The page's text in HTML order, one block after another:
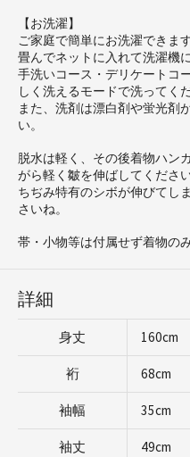
【お洗濯】
ご家庭で簡単にお洗濯できます
畳んでネットに入れて洗濯機に
手洗いコース・デリケートコ
しく洗えるモードで洗ってくだ
また、洗剤は漂白剤や蛍光剤
い。
脱水は軽く、その後着物ハン
がら軽く皺を伸ばしてください
ちぢみ特有のシボが伸びてし
さいね。
帯・小物等は付属せず着物の
詳細
身丈 160cm
裄 68cm
袖幅 35cm
袖丈 49cm